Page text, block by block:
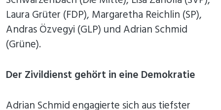
Laura Grüter (FDP), Margaretha Reichlin (SP),
Andras Özvegyi (GLP) und Adrian Schmid
(Grüne).
Der Zivildienst gehört in eine Demokratie
Adrian Schmid engagierte sich aus tiefster